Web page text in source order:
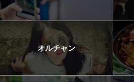
オルチャン